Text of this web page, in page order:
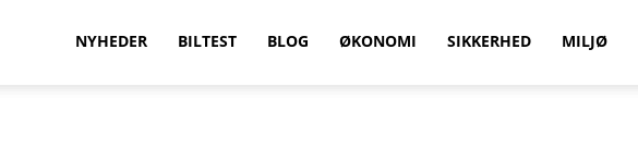
NYHEDER BILTEST BLOG ØKONOMI SIKKERHED MILJØ